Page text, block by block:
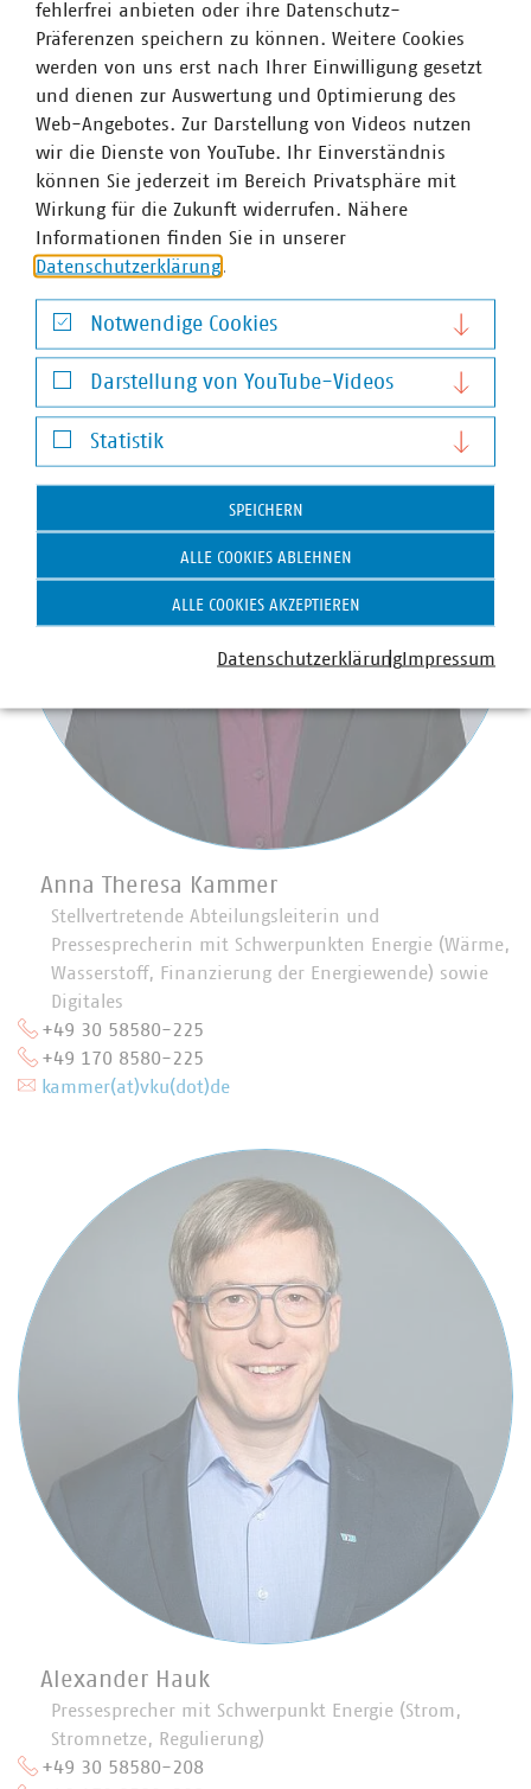
Stefan Luig
Leiter Presse und Pressesprecher mit Schwerpunkt
Wasser/Abwasser
+49 170 8580-226
Anna Theresa Kammer
Stellvertretende Abteilungsleiterin und
Pressesprecherin mit Schwerpunkten Energie (Wärme,
Wasserstoff, Finanzierung der Energiewende) sowie
Digitales
+49 30 58580-225
+49 170 8580-225
kammer(at)vku(dot)de
Alexander Hauk
Pressesprecher mit Schwerpunkt Energie (Strom,
Stromnetze, Regulierung)
+49 30 58580-208
fehlerfrei anbieten oder ihre Datenschutz-
Präferenzen speichern zu können. Weitere Cookies
werden von uns erst nach Ihrer Einwilligung gesetzt
und dienen zur Auswertung und Optimierung des
Web-Angebotes. Zur Darstellung von Videos nutzen
wir die Dienste von YouTube. Ihr Einverständnis
können Sie jederzeit im Bereich Privatsphäre mit
Wirkung für die Zukunft widerrufen. Nähere
Informationen finden Sie in unserer
Datenschutzerklärung
Notwendige Cookies
Notwendige Cookies
Darstellung von YouTube-Videos
Darstellung von YouTube-Videos
Statistik
Statistik
SPEICHERN
ALLE COOKIES ABLEHNEN
ALLE COOKIES AKZEPTIEREN
DatenschutzerklärungImpressum